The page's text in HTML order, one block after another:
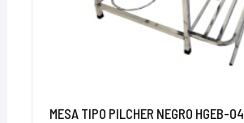
MESA TIPO PILCHER NEGRO HGEB-04